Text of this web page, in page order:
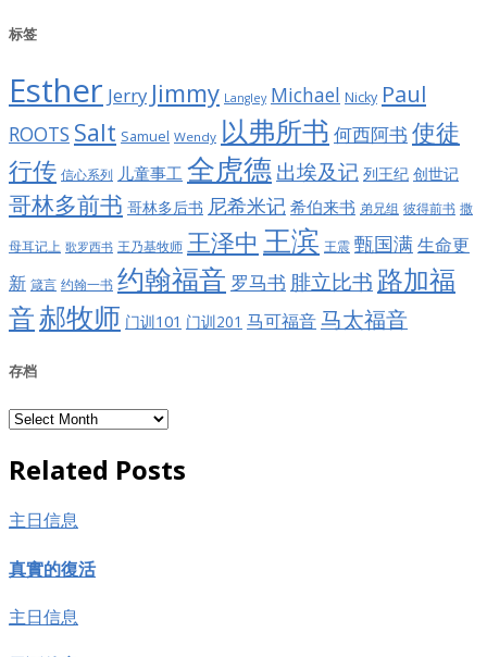
标签
Esther Jerry Jimmy Langley Michael Nicky Paul
ROOTS Salt Samuel Wendy 以弗所书 何西阿书 使徒
行传 信心系列 儿童事工 全虎德出埃及记 列王纪 创世记
哥林多前书 哥林多后书 尼希米记 希伯来书 弟兄组 彼得前书 撒
母耳记上 歌罗西书 王乃基牧师 王泽中 王滨 王震 甄国满生命更
新 箴言 约翰一书 约翰福音 罗马书 腓立比书 路加福
音郝牧师 门训101 门训201 马可福音 马太福音
存档
存
Related Posts
主日信息
真實的復活
主日信息